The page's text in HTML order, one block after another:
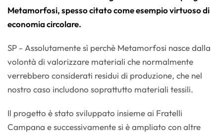
Metamorfosi, spesso citato come esempio virtuoso di
economia circolare.
SP - Assolutamente sì perchè Metamorfosi nasce dalla
volontà di valorizzare materiali che normalmente
verrebbero considerati residui di produzione, che nel
nostro caso includono soprattutto materiali tessili.
Il progetto è stato sviluppato insieme ai Fratelli
Campana e successivamente si è ampliato con altre